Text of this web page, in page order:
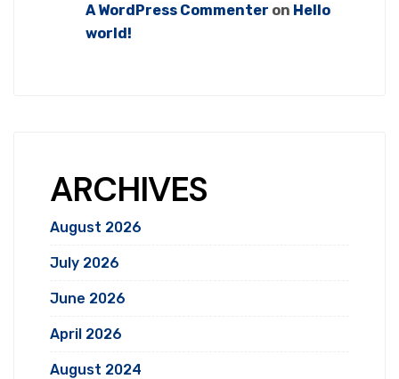
A WordPress Commenter on Hello
world!
ARCHIVES
August 2026
July 2026
June 2026
April 2026
August 2024